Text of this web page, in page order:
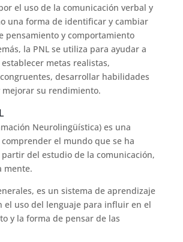
el uso de la comunicación verbal y
una forma de identificar y cambiar
pensamiento y comportamiento
la PNL se utiliza para ayudar a
metas realistas,
desarrollar habilidades
mejorar su rendimiento.
Neurolingüística) es una
el mundo que se ha
del estudio de la comunicación,
mente.
es un sistema de aprendizaje
el uso del lenguaje para influir en el
y la forma de pensar de las